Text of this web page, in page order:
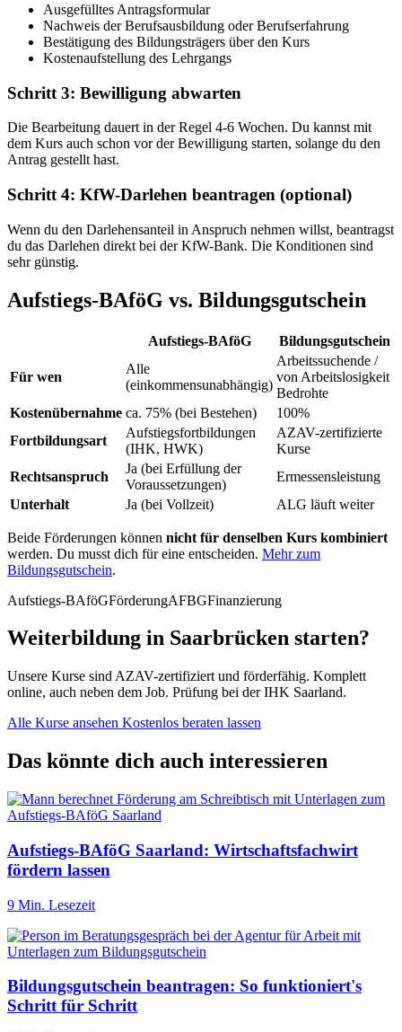
Ausgefülltes Antragsformular
Nachweis der Berufsausbildung oder Berufserfahrung
Bestätigung des Bildungsträgers über den Kurs
Kostenaufstellung des Lehrgangs
Schritt 3: Bewilligung abwarten
Die Bearbeitung dauert in der Regel 4-6 Wochen. Du kannst mit
dem Kurs auch schon vor der Bewilligung starten, solange du den
Antrag gestellt hast.
Schritt 4: KfW-Darlehen beantragen (optional)
Wenn du den Darlehensanteil in Anspruch nehmen willst, beantragst
du das Darlehen direkt bei der KfW-Bank. Die Konditionen sind
sehr günstig.
Aufstiegs-BAföG vs. Bildungsgutschein
Aufstiegs-BAföG Bildungsgutschein
Für wen
Alle
(einkommensunabhängig)
Arbeitssuchende /
von Arbeitslosigkeit
Bedrohte
Kostenübernahme ca. 75% (bei Bestehen)
100%
Fortbildungsart
Aufstiegsfortbildungen
(IHK, HWK)
AZAV-zertifizierte
Kurse
Rechtsanspruch
Ja (bei Erfüllung der
Voraussetzungen)
Ermessensleistung
Unterhalt
Ja (bei Vollzeit) ALG läuft weiter
Beide Förderungen können nicht für denselben Kurs kombiniert
werden. Du musst dich für eine entscheiden. Mehr zum
Bildungsgutschein.
Aufstiegs-BAföGFörderungAFBGFinanzierung
Weiterbildung in Saarbrücken starten?
Unsere Kurse sind AZAV-zertifiziert und förderfähig. Komplett
online, auch neben dem Job. Prüfung bei der IHK Saarland.
Alle Kurse ansehen Kostenlos beraten lassen
Das könnte dich auch interessieren
Aufstiegs-BAföG Saarland: Wirtschaftsfachwirt
fördern lassen
9 Min. Lesezeit
Bildungsgutschein beantragen: So funktioniert's
Schritt für Schritt